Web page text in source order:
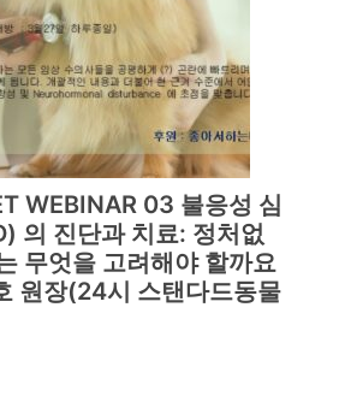
WEBINAR 03 불응성 심
의 진단과 치료: 정처없
무엇을 고려해야 할까요
원장(24시 스탠다드동물